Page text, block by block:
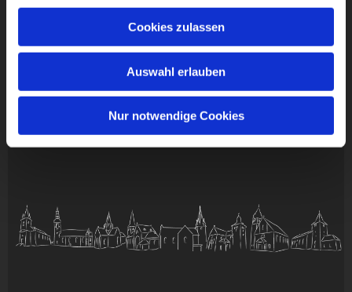
Cookies zulassen
Auswahl erlauben
Nur notwendige Cookies